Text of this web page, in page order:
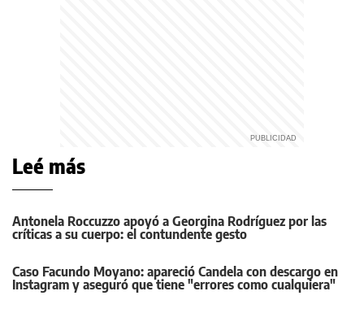
Leé más
Antonela Roccuzzo apoyó a Georgina Rodríguez por las
críticas a su cuerpo: el contundente gesto
Caso Facundo Moyano: apareció Candela con descargo en
Instagram y aseguró que tiene "errores como cualquiera"